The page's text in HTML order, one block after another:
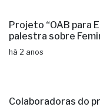
Projeto “OAB para
palestra sobre
há 2 anos
Colaboradoras do